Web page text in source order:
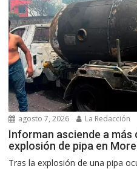
agosto 7, 2026 La Redacción
Informan asciende a
explosión de pipa en
Tras la explosión de una pipa